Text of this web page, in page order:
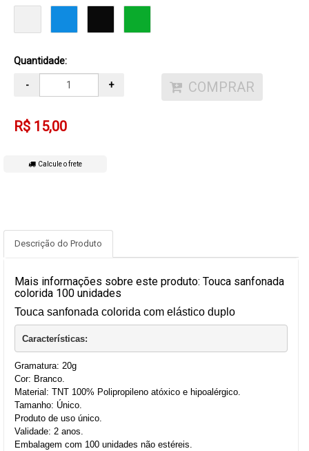
Quantidade:
- + COMPRAR
R$ 15,00
Calcule o frete
Descrição do Produto
Mais informações sobre este produto: Touca sanfonada
colorida 100 unidades
Touca sanfonada colorida com elástico duplo
Características:
Gramatura: 20g
Cor: Branco.
Material: TNT 100% Polipropileno atóxico e hipoalérgico.
Tamanho: Único.
Produto de uso único.
Validade: 2 anos.
Embalagem com 100 unidades não estéreis.